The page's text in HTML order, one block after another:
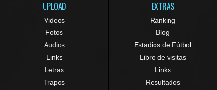
UPLOAD
Videos
Fotos
Audios
Links
Letras
Trapos
EXTRAS
Ranking
Blog
Estadios de Fútbol
Libro de visitas
Links
Resultados